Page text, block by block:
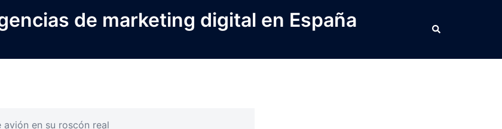
de marketing digital en España Buscar
en su roscón real